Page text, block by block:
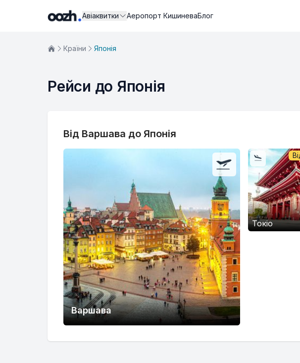
Авіаквитки Аеропорт КишиневаБлог
Країни Японія
Рейси до Японія
Від Варшава до Японія
Варшава
Токіо